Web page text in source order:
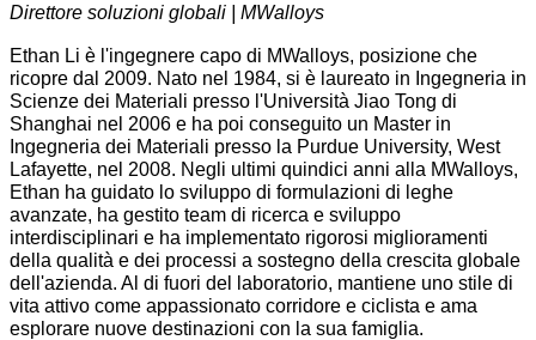
Direttore soluzioni globali | MWalloys
Ethan Li è l'ingegnere capo di MWalloys, posizione che
ricopre dal 2009. Nato nel 1984, si è laureato in Ingegneria in
Scienze dei Materiali presso l'Università Jiao Tong di
Shanghai nel 2006 e ha poi conseguito un Master in
Ingegneria dei Materiali presso la Purdue University, West
Lafayette, nel 2008. Negli ultimi quindici anni alla MWalloys,
Ethan ha guidato lo sviluppo di formulazioni di leghe
avanzate, ha gestito team di ricerca e sviluppo
interdisciplinari e ha implementato rigorosi miglioramenti
della qualità e dei processi a sostegno della crescita globale
dell'azienda. Al di fuori del laboratorio, mantiene uno stile di
vita attivo come appassionato corridore e ciclista e ama
esplorare nuove destinazioni con la sua famiglia.